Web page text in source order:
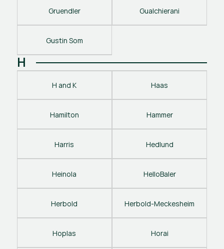
Gruendler Gualchierani
Gustin Som
H
H and K Haas
Hamilton Hammer
Harris Hedlund
Heinola HelloBaler
Herbold Herbold-Meckesheim
Hoplas Horai